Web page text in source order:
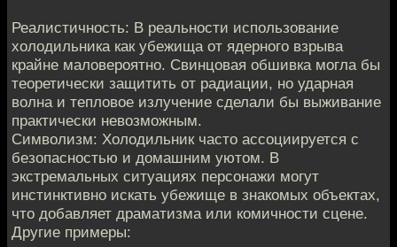
Реалистичность: В реальности использование
холодильника как убежища от ядерного взрыва
крайне маловероятно. Свинцовая обшивка могла бы
теоретически защитить от радиации, но ударная
волна и тепловое излучение сделали бы выживание
практически невозможным.
Символизм: Холодильник часто ассоциируется с
безопасностью и домашним уютом. В
экстремальных ситуациях персонажи могут
инстинктивно искать убежище в знакомых объектах,
что добавляет драматизма или комичности сцене.
Другие примеры: